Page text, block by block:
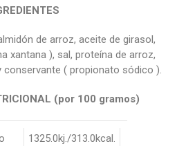
de arroz, aceite de girasol,
xantana ), sal, proteína de arroz,
conservante ( propionato sódico ).
(por 100 gramos)
1325.0kj./313.0kcal.